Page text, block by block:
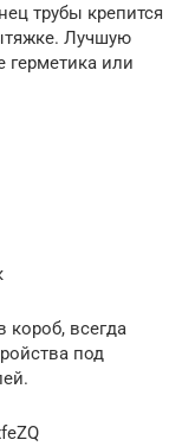
трубы крепится
Лучшую
герметика или
короб, всегда
под